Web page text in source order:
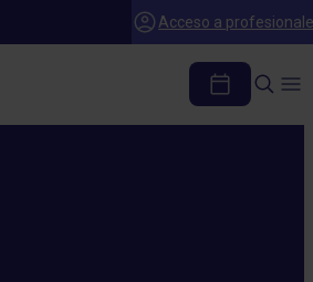
Acceso a
de privacidad